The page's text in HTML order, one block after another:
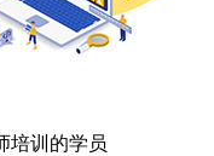
培训的学员